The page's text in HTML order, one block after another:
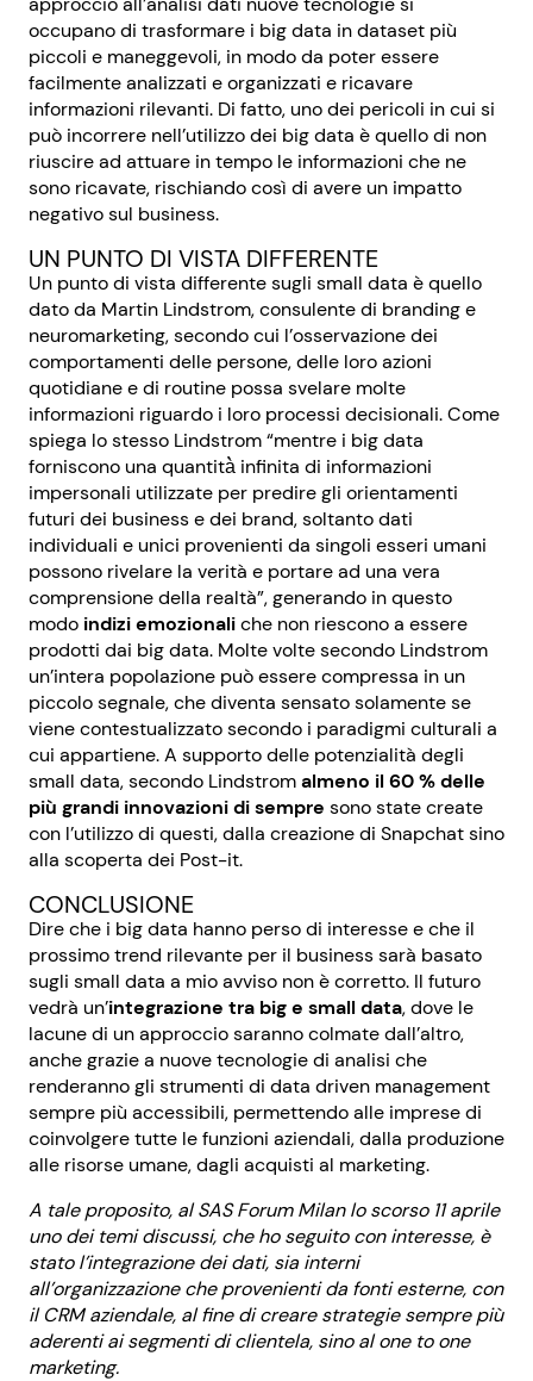
occupano di trasformare i big data in dataset più
piccoli e maneggevoli, in modo da poter essere
facilmente analizzati e organizzati e ricavare
informazioni rilevanti. Di fatto, uno dei pericoli in cui si
può incorrere nell’utilizzo dei big data è quello di non
riuscire ad attuare in tempo le informazioni che ne
sono ricavate, rischiando così di avere un impatto
negativo sul business.
UN PUNTO DI VISTA DIFFERENTE
Un punto di vista differente sugli small data è quello
dato da Martin Lindstrom, consulente di branding e
neuromarketing, secondo cui l’osservazione dei
comportamenti delle persone, delle loro azioni
quotidiane e di routine possa svelare molte
informazioni riguardo i loro processi decisionali. Come
spiega lo stesso Lindstrom “mentre i big data
forniscono una quantità̀ infinita di informazioni
impersonali utilizzate per predire gli orientamenti
futuri dei business e dei brand, soltanto dati
individuali e unici provenienti da singoli esseri umani
possono rivelare la verità e portare ad una vera
comprensione della realtà”, generando in questo
modo indizi emozionaliche non riescono a essere
prodotti dai big data. Molte volte secondo Lindstrom
un’intera popolazione può essere compressa in un
piccolo segnale, che diventa sensato solamente se
viene contestualizzato secondo i paradigmi culturali a
cui appartiene. A supporto delle potenzialità degli
small data, secondo Lindstromalmeno il 60 % delle
più grandi innovazioni di sempre sono state create
con l’utilizzo di questi, dalla creazione di Snapchat sino
alla scoperta dei Post-it.
CONCLUSIONE
Dire che i big data hanno perso di interesse e che il
prossimo trend rilevante per il business sarà basato
sugli small data a mio avviso non è corretto. Il futuro
vedrà un’integrazione tra big e small data, dove le
lacune di un approccio saranno colmate dall’altro,
anche grazie a nuove tecnologie di analisi che
renderanno gli strumenti di data driven management
sempre più accessibili, permettendo alle imprese di
coinvolgere tutte le funzioni aziendali, dalla produzione
alle risorse umane, dagli acquisti al marketing.
A tale proposito, al SAS Forum Milan lo scorso 11 aprile
uno dei temi discussi, che ho seguito con interesse, è
stato l’integrazione dei dati, sia interni
all’organizzazione che provenienti da fonti esterne, con
il CRM aziendale, al fine di creare strategie sempre più
aderenti ai segmenti di clientela, sino al one to one
marketing.